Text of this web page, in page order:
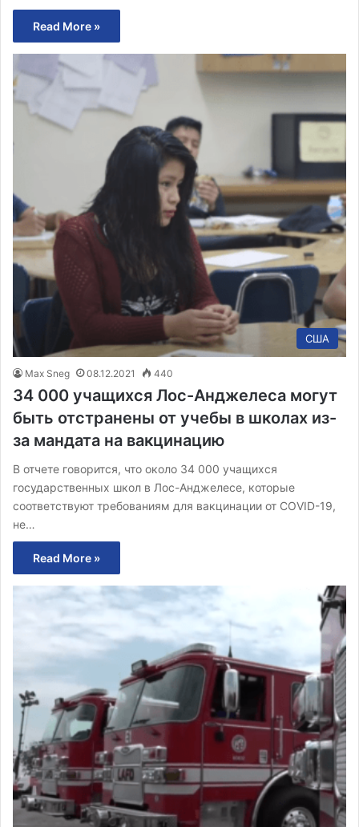
Read More »
США
Max Sneg 08.12.2021 440
34 000 учащихся Лос-Анджелеса могут
быть отстранены от учебы в школах из-
за мандата на вакцинацию
В отчете говорится, что около 34 000 учащихся
государственных школ в Лос-Анджелесе, которые
соответствуют требованиям для вакцинации от COVID-19,
не…
Read More »